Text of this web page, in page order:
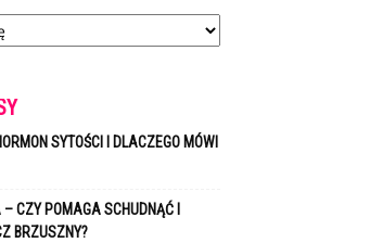
SYTOŚCI I DLACZEGO MÓWI
CZY POMAGA SCHUDNĄĆ I
BRZUSZNY?